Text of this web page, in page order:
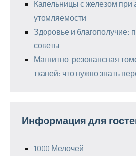
Капельницы с железом при
утомляемости
Здоровье и благополучие:
советы
Магнитно-резонансная
тканей: что нужно знать
Информация для
1000 Мелочей